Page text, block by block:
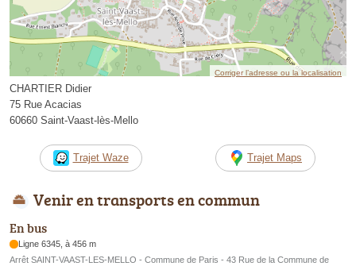
Corriger l’adresse ou la localisation
CHARTIER Didier
75 Rue Acacias
60660 Saint-Vaast-lès-Mello
Trajet Waze Trajet Maps
Venir en transports en commun
En bus
Ligne 6345, à 456 m
Arrêt SAINT-VAAST-LES-MELLO - Commune de Paris - 43 Rue de la Commune de